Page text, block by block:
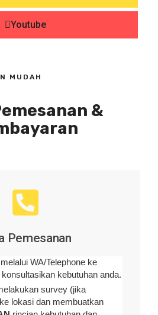
Youtube
MUDAH
&
Pemesanan
WA/Telephone ke
kebutuhan anda.
survey (jika
lokasi dan membuatkan